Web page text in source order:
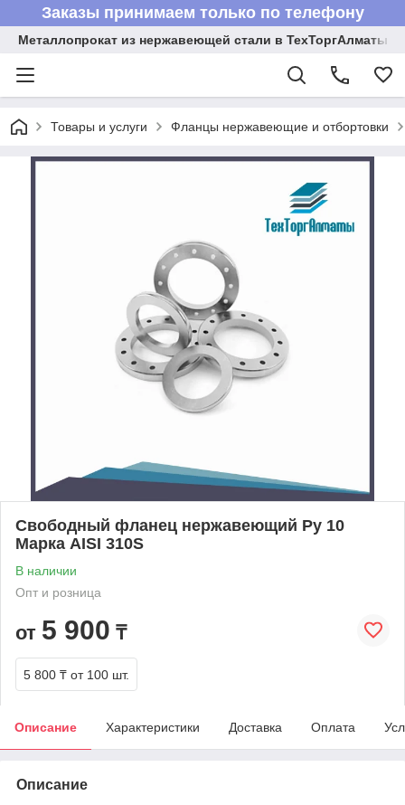
Заказы принимаем только по телефону
Металлопрокат из нержавеющей стали в ТехТоргАлматы
Товары и услуги Фланцы нержавеющие и отбортовки
Свободный фланец нержавеющий Ру 10
Марка AISI 310S
В наличии
Опт и розница
от 5 900 ₸
5 800 ₸ от 100 шт.
Описание Характеристики Доставка Оплата
Описание